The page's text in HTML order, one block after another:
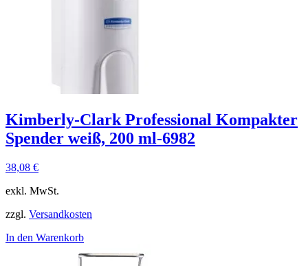
Kimberly-Clark Professional Kompakter
Spender weiß, 200 ml-6982
38,08 €
exkl. MwSt.
zzgl. Versandkosten
In den Warenkorb